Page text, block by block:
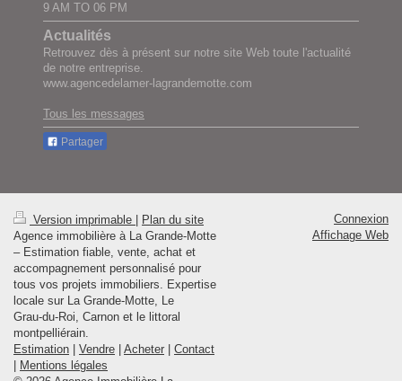
9 AM TO 06 PM
Actualités
Retrouvez dès à présent sur notre site Web toute l'actualité
de notre entreprise.
www.agencedelamer-lagrandemotte.com
Tous les messages
Partager
Version imprimable
Plan du site
Agence immobilière à La Grande‑Motte
– Estimation fiable, vente, achat et
accompagnement personnalisé pour
tous vos projets immobiliers. Expertise
locale sur La Grande‑Motte, Le
Grau‑du‑Roi, Carnon et le littoral
montpelliérain.
Estimation
Vendre Acheter
Contact
Mentions légales
Connexion
Affichage Web